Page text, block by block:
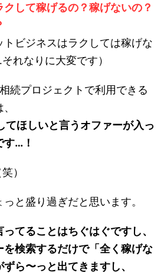
して稼げるの？稼げないの？
トビジネスはラクしては稼げな
れなりに大変です）
続プロジェクトで利用できる
てほしいと言うオファーが入っ
す…！
）
と盛り過ぎだと思います。
てることはちぐはぐですし、
検索するだけで「全く稼げな
ら〜っと出てきますし、